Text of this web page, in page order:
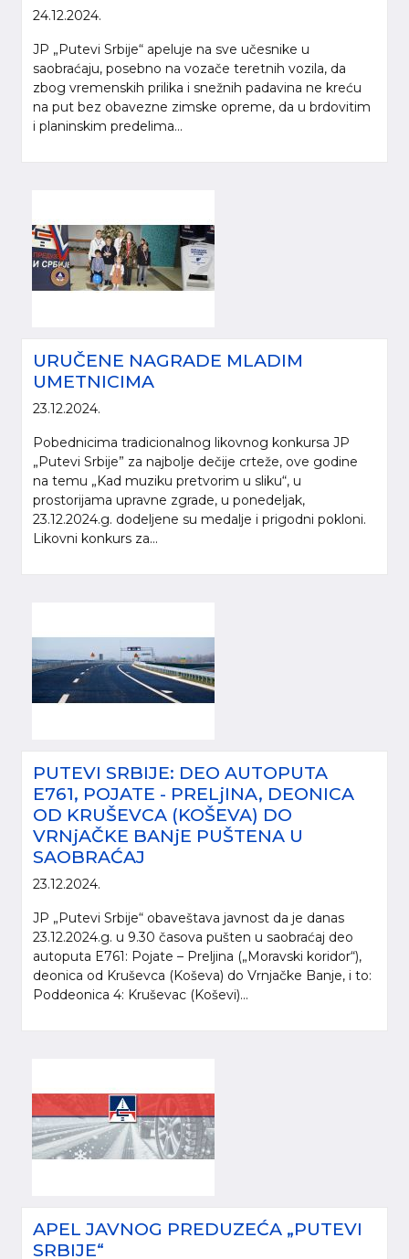
24.12.2024.
JP „Putevi Srbije“ apeluje na sve učesnike u
saobraćaju, posebno na vozače teretnih vozila, da
zbog vremenskih prilika i snežnih padavina ne kreću
na put bez obavezne zimske opreme, da u brdovitim
i planinskim predelima...
URUČENE NAGRADE MLADIM
UMETNICIMA
23.12.2024.
Pobednicima tradicionalnog likovnog konkursa JP
„Putevi Srbije” za najbolje dečije crteže, ove godine
na temu „Kad muziku pretvorim u sliku“, u
prostorijama upravne zgrade, u ponedeljak,
23.12.2024.g. dodeljene su medalje i prigodni pokloni.
Likovni konkurs za...
PUTEVI SRBIJE: DEO AUTOPUTA
E761, POJATE - PRELjINA, DEONICA
OD KRUŠEVCA (KOŠEVA) DO
VRNjAČKE BANjE PUŠTENA U
SAOBRAĆAJ
23.12.2024.
JP „Putevi Srbije“ obaveštava javnost da je danas
23.12.2024.g. u 9.30 časova pušten u saobraćaj deo
autoputa E761: Pojate – Preljina („Moravski koridor“),
deonica od Kruševca (Koševa) do Vrnjačke Banje, i to:
Poddeonica 4: Kruševac (Koševi)...
APEL JAVNOG PREDUZEĆA „PUTEVI
SRBIJE“